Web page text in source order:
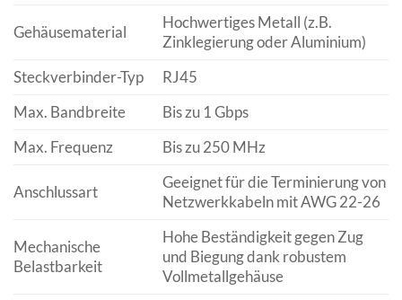
Gehäusematerial
Hochwertiges Metall (z.B.
Zinklegierung oder Aluminium)
Steckverbinder-Typ
RJ45
Max. Bandbreite
Bis zu 1 Gbps
Max. Frequenz
Bis zu 250 MHz
Anschlussart
Geeignet für die Terminierung von
Netzwerkkabeln mit AWG 22-26
Mechanische
Belastbarkeit
Hohe Beständigkeit gegen Zug
und Biegung dank robustem
Vollmetallgehäuse